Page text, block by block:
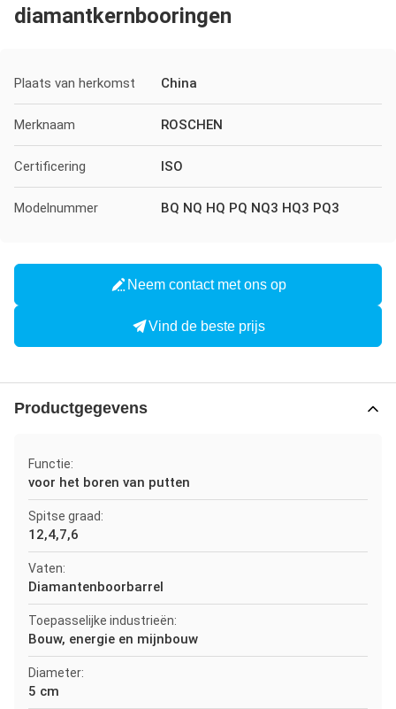
diamantkernbooringen
Plaats van herkomst China
Merknaam ROSCHEN
Certificering ISO
Modelnummer BQ NQ HQ PQ NQ3 HQ3 PQ3
Neem contact met ons op
Vind de beste prijs
Productgegevens
Functie:
voor het boren van putten
Spitse graad:
12,4,7,6
Vaten:
Diamantenboorbarrel
Toepasselijke industrieën:
Bouw, energie en mijnbouw
Diameter:
5 cm